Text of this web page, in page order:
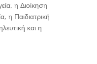
η Διοίκηση
η Παιδιατρική
και η